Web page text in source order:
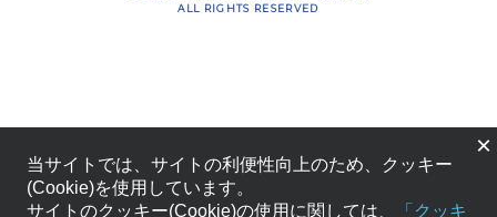
ALL RIGHTS RESERVED
×
当サイトでは、サイトの利便性向上のため、クッキー
(Cookie)を使用しています。
サイトのクッキー(Cookie)の使用に関しては、
「クッキ